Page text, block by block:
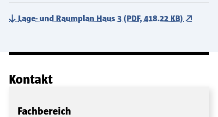
Lage- und Raumplan Haus 3 (PDF, 418.22 KB)
Kontakt
Fachbereich